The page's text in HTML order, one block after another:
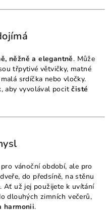
něžně a elegantně. Může
třpytivé větvičky, matné
srdíčka nebo vločky.
aby vyvolával pocitčisté
vánoční období, ale pro
do předsíně, na stěnu
Ať už jej použijete k uvítání
dlouhých zimních večerů,
harmonii.